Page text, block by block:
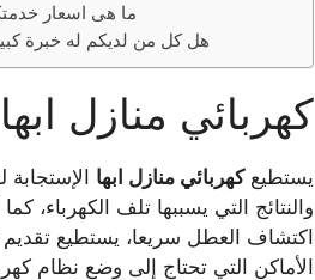
ما هى اسعار
هل كل من لديكم له خبرة
كهربائي منازل ابها
يستطيعكهربائي منازل ابها
والنتائج التي يسببها تلف الكهرباء،
اكتشاف العطل سريعا، يستطيع تقديم
الأماكن التي تحتاج إلى وضع نظام